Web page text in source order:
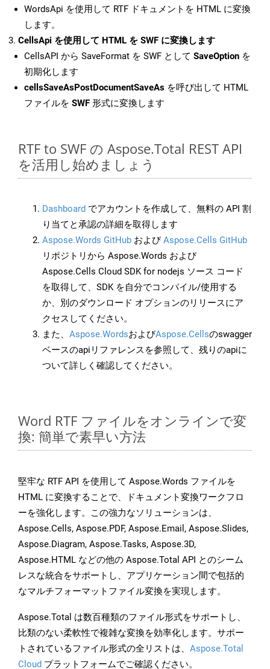
WordsApi を使用して RTF ドキュメントを HTML に変換
します。
CellsApi を使用して HTML を SWF に変換します
CellsAPI から SaveFormat を SWF として SaveOption を
初期化します
cellsSaveAsPostDocumentSaveAs を呼び出して HTML
ファイルを SWF 形式に変換します
RTF to SWF の Aspose.Total REST API
を活用し始めましょう
Dashboard でアカウントを作成して、無料の API 割
り当てと承認の詳細を取得します
Aspose.Words GitHub およびAspose.Cells GitHub
リポジトリから Aspose.Words および
Aspose.Cells Cloud SDK for nodejs ソース コード
を取得して、SDK を自分でコンパイル/使用する
か、別のダウンロード オプションのリリースにア
クセスしてください。
また、 Aspose.WordsおよびAspose.Cellsのswagger
ベースのapiリファレンスを参照して、残りのapiに
ついて詳しく確認してください。
Word RTF ファイルをオンラインで変
換: 簡単で素早い方法
堅牢な RTF API を使用して Aspose.Words ファイルを
HTML に変換することで、ドキュメント変換ワークフロ
ーを強化します。この強力なソリューションは、
Aspose.Cells, Aspose.PDF, Aspose.Email, Aspose.Slides,
Aspose.Diagram, Aspose.Tasks, Aspose.3D,
Aspose.HTML などの他の Aspose.Total API とのシーム
レスな統合をサポートし、アプリケーション間で包括的
なマルチフォーマットファイル変換を実現します。
Aspose.Total は数百種類のファイル形式をサポートし、
比類のない柔軟性で複雑な変換を効率化します。サポー
トされているファイル形式の全リストは、 Aspose.Total
Cloud プラットフォームでご確認ください。